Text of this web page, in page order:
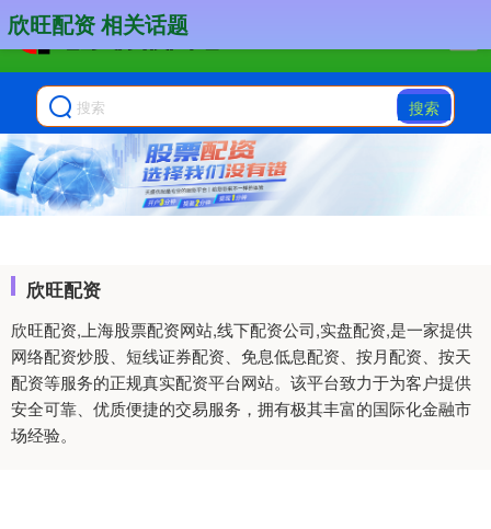
搜索
欣旺配资
欣旺配资,上海股票配资网站,线下配资公司,实盘配资,是一家提供
网络配资炒股、短线证券配资、免息低息配资、按月配资、按天
配资等服务的正规真实配资平台网站。该平台致力于为客户提供
安全可靠、优质便捷的交易服务，拥有极其丰富的国际化金融市
场经验。
欣旺配资 相关话题